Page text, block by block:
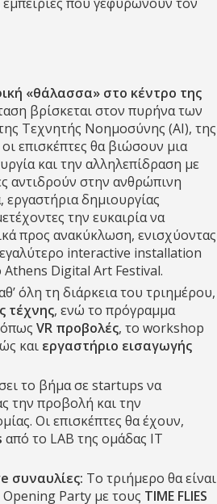
«θάλασσα» στο κέντρο της
βρίσκεται στον πυρήνα των
Τεχνητής Νοημοσύνης (ΑΙ), της
επισκέπτες θα βιώσουν μια
και την αλληλεπίδραση με
αντιδρούν στην ανθρώπινη
δημιουργίας
την ευκαιρία να
προς ανακύκλωση, ενισχύοντας
interactive installation
Athens Digital Art Festival.
όλη τη διάρκεια του τριημέρου,
τέχνης, ενώ το πρόγραμμα
VR προβολές, το workshop
και εργαστήριο εισαγωγής
το βήμα σε startups να
την προβολή και την
Οι επισκέπτες θα έχουν,
από το LAB της ομάδας IT
συναυλίες: Το τριήμερο θα είναι
Opening Party με τους TIME FLIES